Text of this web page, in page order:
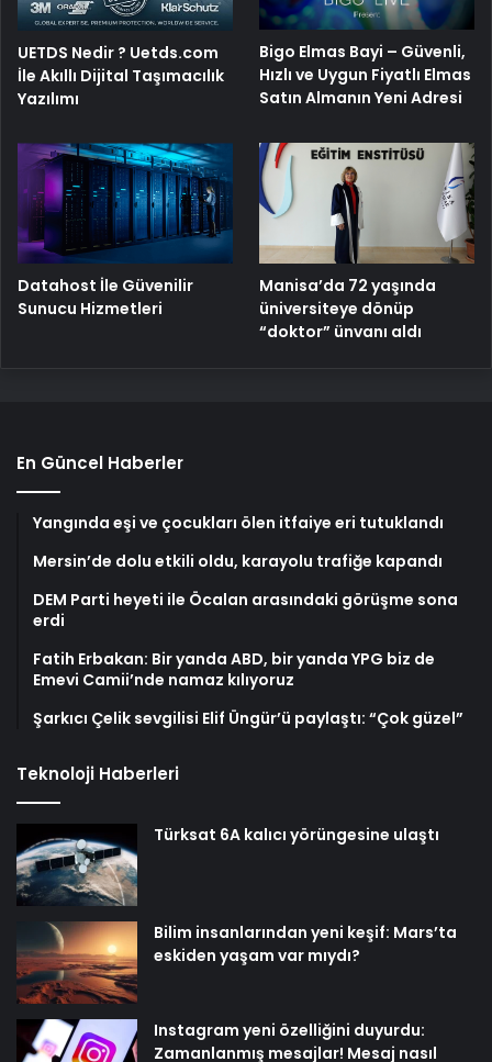
UETDS Nedir ? Uetds.com
İle Akıllı Dijital Taşımacılık
Yazılımı
Bigo Elmas Bayi – Güvenli,
Hızlı ve Uygun Fiyatlı Elmas
Satın Almanın Yeni Adresi
Datahost İle Güvenilir
Sunucu Hizmetleri
Manisa’da 72 yaşında
üniversiteye dönüp
“doktor” ünvanı aldı
En Güncel Haberler
Yangında eşi ve çocukları ölen itfaiye eri tutuklandı
Mersin’de dolu etkili oldu, karayolu trafiğe kapandı
DEM Parti heyeti ile Öcalan arasındaki görüşme sona
erdi
Fatih Erbakan: Bir yanda ABD, bir yanda YPG biz de
Emevi Camii’nde namaz kılıyoruz
Şarkıcı Çelik sevgilisi Elif Üngür’ü paylaştı: “Çok güzel”
Teknoloji Haberleri
Türksat 6A kalıcı yörüngesine ulaştı
Bilim insanlarından yeni keşif: Mars’ta
eskiden yaşam var mıydı?
Instagram yeni özelliğini duyurdu:
Zamanlanmış mesajlar! Mesaj nasıl